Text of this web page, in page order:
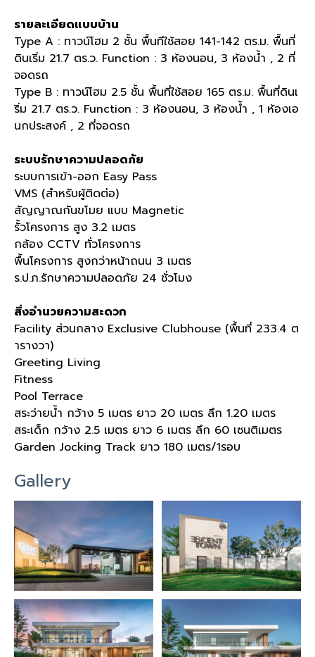
รายละเอียดแบบบ้าน
Type A : ทาวน์โฮม 2 ชั้น พื้นทีใช้สอย 141-142 ตร.ม. พื้นที่
ดินเริ่ม 21.7 ตร.ว. Function : 3 ห้องนอน, 3 ห้องน้ำ , 2 ที่
จอดรถ
Type B : ทาวน์โฮม 2.5 ชั้น พื้นที่ใช้สอย 165 ตร.ม. พื้นที่ดินเ
ริ่ม 21.7 ตร.ว. Function : 3 ห้องนอน, 3 ห้องน้ำ , 1 ห้องเอ
นกประสงค์ , 2 ที่จอดรถ
ระบบรักษาความปลอดภัย
ระบบการเข้า-ออก Easy Pass
VMS (สำหรับผู้ติดต่อ)
สัญญาณกันขโมย แบบ Magnetic
รั้วโครงการ สูง 3.2 เมตร
กล้อง CCTV ทั่วโครงการ
พื้นโครงการ สูงกว่าหน้าถนน 3 เมตร
ร.ป.ภ.รักษาความปลอดภัย 24 ชั่วโมง
สิ่งอำนวยความสะดวก
Facility ส่วนกลาง Exclusive Clubhouse (พื้นที่ 233.4 ต
ารางวา)
Greeting Living
Fitness
Pool Terrace
สระว่ายน้ำ กว้าง 5 เมตร ยาว 20 เมตร ลึก 1.20 เมตร
สระเด็ก กว้าง 2.5 เมตร ยาว 6 เมตร ลึก 60 เซนติเมตร
Garden Jocking Track ยาว 180 เมตร/1รอบ
Gallery